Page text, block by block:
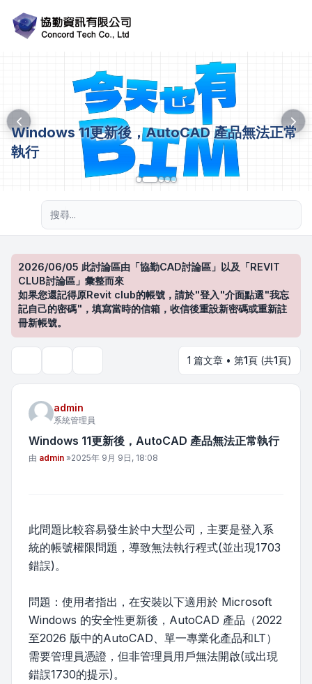
Windows 11更新後，AutoCAD 產品無法正常
執行
2026/06/05 此討論區由「協勤CAD討論區」以及「REVIT
CLUB討論區」彙整而來
如果您還記得原Revit club的帳號，請於"登入"介面點選"我忘
記自己的密碼"，填寫當時的信箱，收信後重設新密碼或重新註
冊新帳號。
1 篇文章 • 第1頁 (共1頁)
admin
系統管理員
Windows 11更新後，AutoCAD 產品無法正常執行
文章
由 admin »2025年 9月 9日, 18:08
此問題比較容易發生於中大型公司，主要是登入系
統的帳號權限問題，導致無法執行程式(並出現1703
錯誤)。
問題：使用者指出，在安裝以下適用於 Microsoft
Windows 的安全性更新後，AutoCAD 產品（2022
至2026 版中的AutoCAD、單一專業化產品和LT）
需要管理員憑證，但非管理員用戶無法開啟(或出現
錯誤1730的提示)。